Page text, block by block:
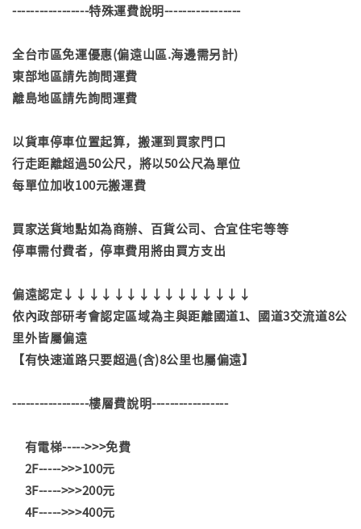
-----------------特殊運費說明-----------------
全台市區免運優惠(偏遠山區.海邊需另計)
東部地區請先詢問運費
離島地區請先詢問運費
以貨車停車位置起算，搬運到買家門口
行走距離超過50公尺，將以50公尺為單位
每單位加收100元搬運費
買家送貨地點如為商辦、百貨公司、合宜住宅等等
停車需付費者，停車費用將由買方支出
偏遠認定↓↓↓↓↓↓↓↓↓↓↓↓↓↓↓
依內政部研考會認定區域為主與距離國道1、國道3交流道8公
里外皆屬偏遠
【有快速道路只要超過(含)8公里也屬偏遠】
-----------------樓層費說明-----------------
有電梯----->>>免費
2F----->>>100元
3F----->>>200元
4F----->>>400元